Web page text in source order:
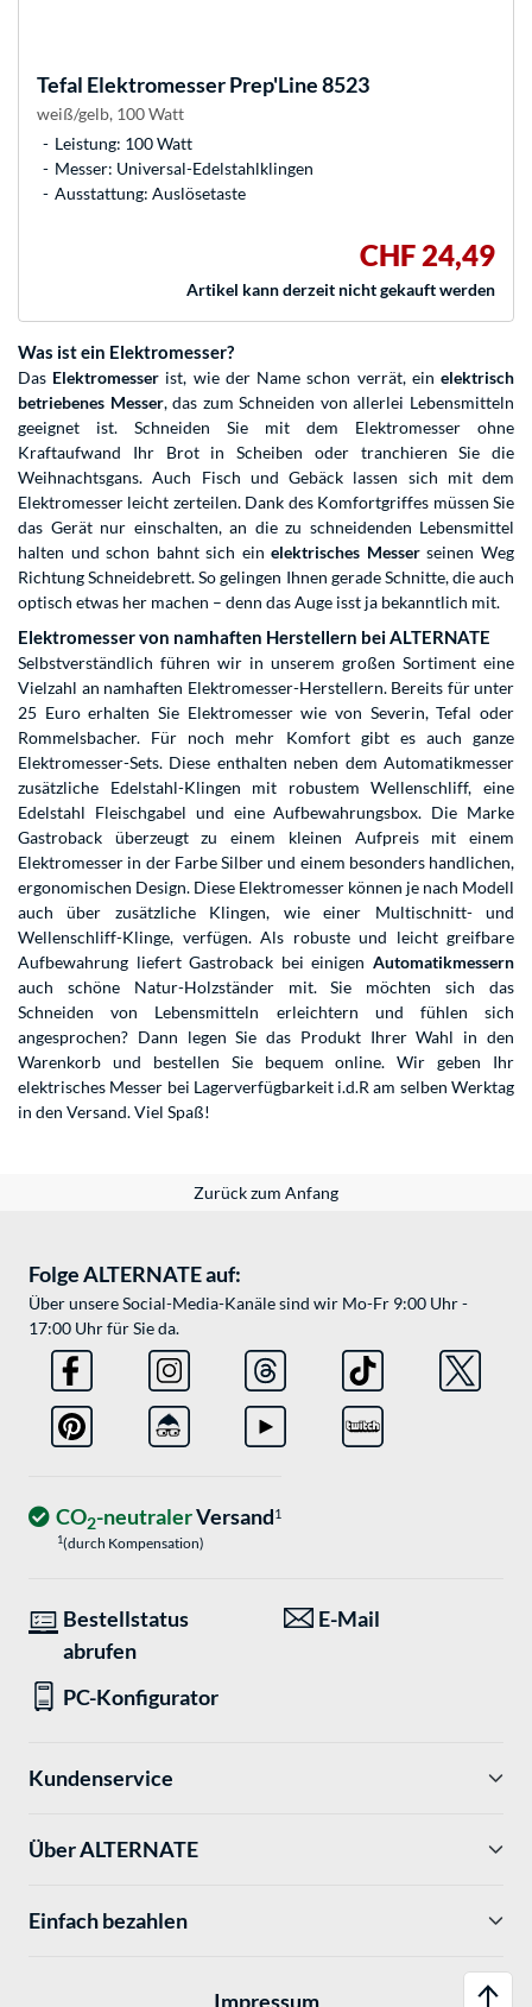
Tefal Elektromesser Prep'Line 8523
weiß/gelb, 100 Watt
Leistung: 100 Watt
Messer: Universal-Edelstahlklingen
Ausstattung: Auslösetaste
CHF 24,49
Artikel kann derzeit nicht gekauft werden
Was ist ein Elektromesser?
Das Elektromesser ist, wie der Name schon verrät, einelektrisch
betriebenes Messer, das zum Schneiden von allerlei Lebensmitteln
geeignet ist. Schneiden Sie mit dem Elektromesser ohne
Kraftaufwand Ihr Brot in Scheiben oder tranchieren Sie die
Weihnachtsgans. Auch Fisch und Gebäck lassen sich mit dem
Elektromesser leicht zerteilen. Dank des Komfortgriffes müssen Sie
das Gerät nur einschalten, an die zu schneidenden Lebensmittel
halten und schon bahnt sich einelektrisches Messerseinen Weg
Richtung Schneidebrett. So gelingen Ihnen gerade Schnitte, die auch
optisch etwas her machen – denn das Auge isst ja bekanntlich mit.
Elektromesser von namhaften Herstellern bei ALTERNATE
Selbstverständlich führen wir in unserem großen Sortiment eine
Vielzahl an namhaften Elektromesser-Herstellern. Bereits für unter
25 Euro erhalten Sie Elektromesser wie von Severin, Tefal oder
Rommelsbacher. Für noch mehr Komfort gibt es auch ganze
Elektromesser-Sets. Diese enthalten neben dem Automatikmesser
zusätzliche Edelstahl-Klingen mit robustem Wellenschliff, eine
Edelstahl Fleischgabel und eine Aufbewahrungsbox. Die Marke
Gastroback überzeugt zu einem kleinen Aufpreis mit einem
Elektromesser in der Farbe Silber und einem besonders handlichen,
ergonomischen Design. Diese Elektromesser können je nach Modell
auch über zusätzliche Klingen, wie einer Multischnitt- und
Wellenschliff-Klinge, verfügen. Als robuste und leicht greifbare
Aufbewahrung liefert Gastroback bei einigen Automatikmessern
auch schöne Natur-Holzständer mit. Sie möchten sich das
Schneiden von Lebensmitteln erleichtern und fühlen sich
angesprochen? Dann legen Sie das Produkt Ihrer Wahl in den
Warenkorb und bestellen Sie bequem online. Wir geben Ihr
elektrisches Messer bei Lagerverfügbarkeit i.d.R am selben Werktag
in den Versand. Viel Spaß!
Zurück zum Anfang
Folge ALTERNATE auf:
Über unsere Social-Media-Kanäle sind wir Mo-Fr 9:00 Uhr -
17:00 Uhr für Sie da.
CO2-neutralerVersand1
1(durch Kompensation)
Bestellstatus
abrufen
E-Mail
PC-Konfigurator
Kundenservice
Über ALTERNATE
Einfach bezahlen
Impressum